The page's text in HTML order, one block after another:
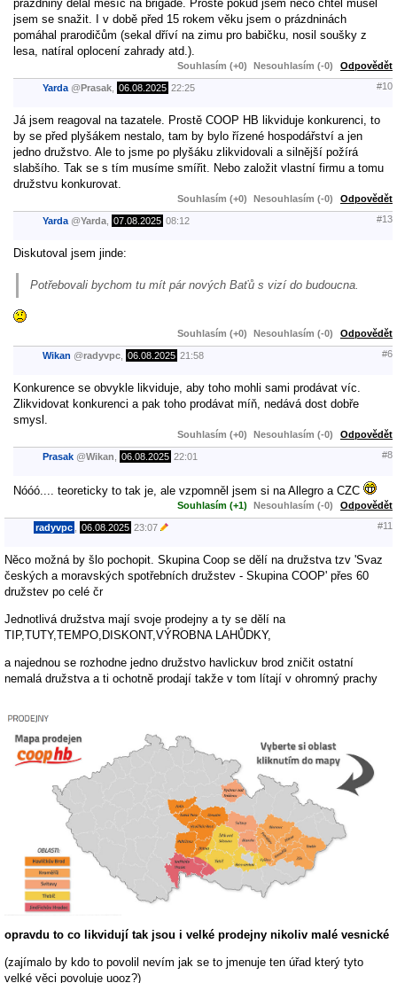
prázdniny dělal měsíc na brigádě. Prostě pokud jsem něco chtěl musel
jsem se snažit. I v době před 15 rokem věku jsem o prázdninách
pomáhal prarodičům (sekal dříví na zimu pro babičku, nosil soušky z
lesa, natíral oplocení zahrady atd.).
Souhlasím (+0) Nesouhlasím (-0) Odpovědět
Yarda @Prasak 06.08.2025 22:25 #10
Já jsem reagoval na tazatele. Prostě COOP HB likviduje konkurenci, to
by se před plyšákem nestalo, tam by bylo řízené hospodářství a jen
jedno družstvo. Ale to jsme po plyšáku zlikvidovali a silnější požírá
slabšího. Tak se s tím musíme smířit. Nebo založit vlastní firmu a tomu
družstvu konkurovat.
Souhlasím (+0) Nesouhlasím (-0) Odpovědět
Yarda @Yarda 07.08.2025 08:12 #13
Diskutoval jsem jinde:
Potřebovali bychom tu mít pár nových Baťů s vizí do budoucna.
Souhlasím (+0) Nesouhlasím (-0) Odpovědět
Wikan @radyvpc 06.08.2025 21:58 #6
Konkurence se obvykle likviduje, aby toho mohli sami prodávat víc.
Zlikvidovat konkurenci a pak toho prodávat míň, nedává dost dobře
smysl.
Souhlasím (+0) Nesouhlasím (-0) Odpovědět
Prasak @Wikan 06.08.2025 22:01 #8
Nóóó.... teoreticky to tak je, ale vzpomněl jsem si na Allegro a CZC
Souhlasím (+1) Nesouhlasím (-0) Odpovědět
radyvpc 06.08.2025 23:07 #11
Něco možná by šlo pochopit. Skupina Coop se dělí na družstva tzv 'Svaz
českých a moravských spotřebních družstev - Skupina COOP' přes 60
družstev po celé čr
Jednotlivá družstva mají svoje prodejny a ty se dělí na
TIP,TUTY,TEMPO,DISKONT,VÝROBNA LAHŮDKY,
a najednou se rozhodne jedno družstvo havlickuv brod zničit ostatní
nemalá družstva a ti ochotně prodají takže v tom lítají v ohromný prachy
opravdu to co likvidují tak jsou i velké prodejny nikoliv malé vesnické
(zajímalo by kdo to povolil nevím jak se to jmenuje ten úřad který tyto
velké věci povoluje uooz?)